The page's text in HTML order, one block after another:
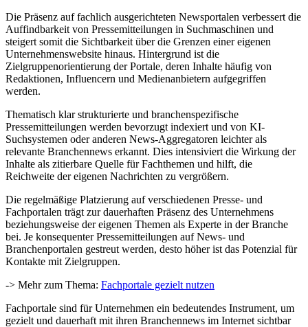
Die Präsenz auf fachlich ausgerichteten Newsportalen verbessert die
Auffindbarkeit von Pressemitteilungen in Suchmaschinen und
steigert somit die Sichtbarkeit über die Grenzen einer eigenen
Unternehmenswebsite hinaus. Hintergrund ist die
Zielgruppenorientierung der Portale, deren Inhalte häufig von
Redaktionen, Influencern und Medienanbietern aufgegriffen
werden.
Thematisch klar strukturierte und branchenspezifische
Pressemitteilungen werden bevorzugt indexiert und von KI-
Suchsystemen oder anderen News-Aggregatoren leichter als
relevante Branchennews erkannt. Dies intensiviert die Wirkung der
Inhalte als zitierbare Quelle für Fachthemen und hilft, die
Reichweite der eigenen Nachrichten zu vergrößern.
Die regelmäßige Platzierung auf verschiedenen Presse- und
Fachportalen trägt zur dauerhaften Präsenz des Unternehmens
beziehungsweise der eigenen Themen als Experte in der Branche
bei. Je konsequenter Pressemitteilungen auf News- und
Branchenportalen gestreut werden, desto höher ist das Potenzial für
Kontakte mit Zielgruppen.
-> Mehr zum Thema: Fachportale gezielt nutzen
Fachportale sind für Unternehmen ein bedeutendes Instrument, um
gezielt und dauerhaft mit ihren Branchennews im Internet sichtbar